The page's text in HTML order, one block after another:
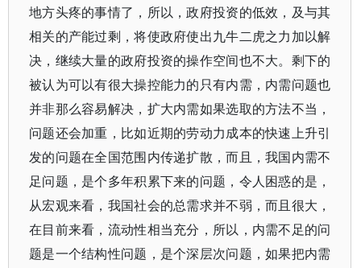
地方头疼的事情了，所以，政府投资的低效，及与其
相关的产能过剩，将使政府使出九牛二虎之力加以解
决，继续大量的政府投资的操作空间也不大。剩下的
被认为可以有很大操控能力的只有内需，内需问题也
并非那么容易解决，扩大内需如果选取的方法不当，
问题还会加重，比如近期的劳动力成本的快速上升引
发的问题在全国范围内传递扩散，而且，我国内需不
足问题，是个多年积累下来的问题，令人困惑的是，
从宏观来看，我国社会的总需求并不弱，而且很大，
在目前来看，流动性相当充分，所以，内需不足的问
题是一个结构性问题，是个深层次问题，如果把内需